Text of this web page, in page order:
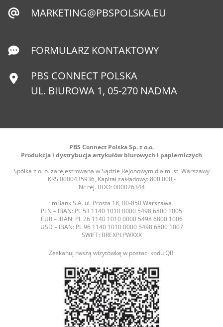
MARKETING@PBSPOLSKA.EU
FORMULARZ KONTAKTOWY
PBS CONNECT POLSKA
UL. BIUROWA 1, 05-270 NADMA
PBS Connect Polska Sp. z o.o.
Produkcja i dystrybucja artykułów biurowych i papierniczych
Spółka z o. o. zarejestrowana w Sądzie Rejonowym dla m. st. Warszawy
KRS 0000435936, Kapitał zakładowy: 800.000,-
Nr rej. BDO: 000026344
mBank S.A. ul. Prosta 18, 00-850 Warszawa
PLN – IBAN: PL 53 1140 1010 0000 5498 6800 1005
EUR – IBAN: PL 26 1140 1010 0000 5498 6800 1006
USD – IBAN: PL 96 1140 1010 0000 5498 6800 1007
SWIFT: BREXPLPWXXX
Zeskanuj naszą wizytówkę w postaci kodu QR: